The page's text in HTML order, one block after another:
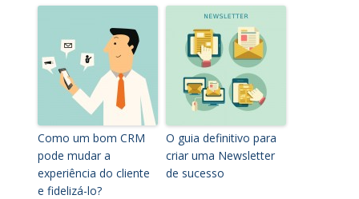
Como um bom CRM
pode mudar a
experiência do cliente
e fidelizá-lo?
O guia definitivo para
criar uma Newsletter
de sucesso